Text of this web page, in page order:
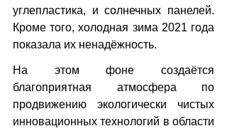
углепластика, и солнечных панелей.
Кроме того, холодная зима 2021 года
показала их ненадёжность.
На этом фоне создаётся
благоприятная атмосфера по
продвижению экологически чистых
инновационных технологий в области